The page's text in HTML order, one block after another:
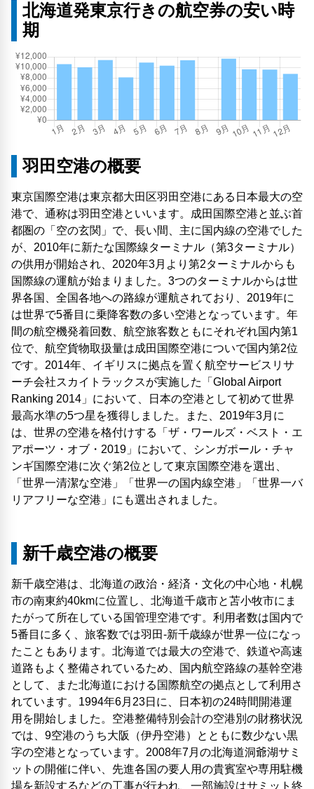
北海道発東京行きの航空券の安い時
期
羽田空港の概要
東京国際空港は東京都大田区羽田空港にある日本最大の空
港で、通称は羽田空港といいます。成田国際空港と並ぶ首
都圏の「空の玄関」で、長い間、主に国内線の空港でした
が、2010年に新たな国際線ターミナル（第3ターミナル）
の供用が開始され、2020年3月より第2ターミナルからも
国際線の運航が始まりました。3つのターミナルからは世
界各国、全国各地への路線が運航されており、2019年に
は世界で5番目に乗降客数の多い空港となっています。年
間の航空機発着回数、航空旅客数ともにそれぞれ国内第1
位で、航空貨物取扱量は成田国際空港についで国内第2位
です。2014年、イギリスに拠点を置く航空サービスリサ
ーチ会社スカイトラックスが実施した「Global Airport
Ranking 2014」において、日本の空港として初めて世界
最高水準の5つ星を獲得しました。また、2019年3月に
は、世界の空港を格付けする「ザ・ワールズ・ベスト・エ
アポーツ・オブ・2019」において、シンガポール・チャ
ンギ国際空港に次ぐ第2位として東京国際空港を選出、
「世界一清潔な空港」「世界一の国内線空港」「世界一バ
リアフリーな空港」にも選出されました。
新千歳空港の概要
新千歳空港は、北海道の政治・経済・文化の中心地・札幌
市の南東約40kmに位置し、北海道千歳市と苫小牧市にま
たがって所在している国管理空港です。利用者数は国内で
5番目に多く、旅客数では羽田-新千歳線が世界一位になっ
たこともあります。北海道では最大の空港で、鉄道や高速
道路もよく整備されているため、国内航空路線の基幹空港
として、また北海道における国際航空の拠点として利用さ
れています。1994年6月23日に、日本初の24時間開港運
用を開始しました。空港整備特別会計の空港別の財務状況
では、9空港のうち大阪（伊丹空港）とともに数少ない黒
字の空港となっています。2008年7月の北海道洞爺湖サミ
ットの開催に伴い、先進各国の要人用の貴賓室や専用駐機
場を新設するなどの工事が行われ、一部施設はサミット終